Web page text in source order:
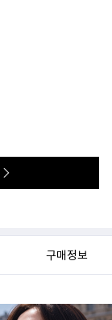
구매정보